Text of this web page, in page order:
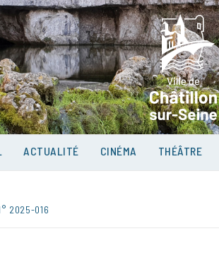
ACTUALITÉ CINÉMA THÉÂTRE
2025-016